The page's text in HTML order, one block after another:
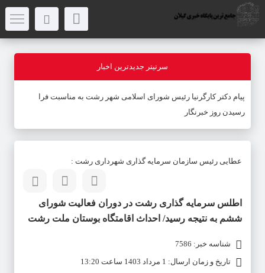
سرتیتر جدیدترین اخبار
پیام دکتر کارگرنیا رئیس شورای اسلامی شهر رشت به مناسبت فرا
رسیدن روز خبرنگار
عطایی رئیس سازمان سرمایه گذاری شهرداری رشت :
اطلس سرمایه گذاری رشت در دوران فعالیت شورای
ششم به نتیجه رسید/ احداث اقامتگاه بوستان ملت رشت
شناسه خبر: 7586
تاریخ و زمان ارسال: 1 مرداد 1403 ساعت 13:20